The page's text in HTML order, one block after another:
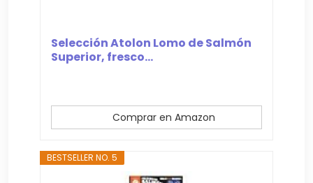
Selección Atolon Lomo de Salmón
Superior, fresco...
Comprar en Amazon
BESTSELLER NO. 5